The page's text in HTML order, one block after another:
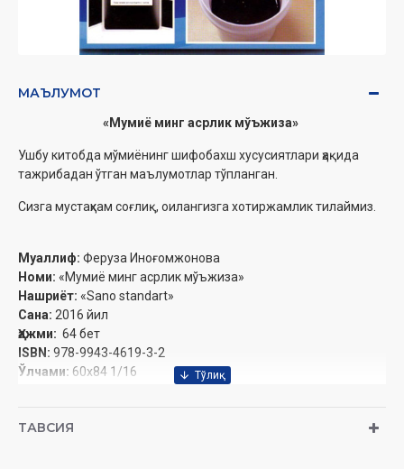
МАЪЛУМОТ
«Мумиё минг асрлик мўъжиза»
Ушбу китобда мўмиёнинг шифобахш хусусиятлари ҳақида
тажрибадан ўтган маълумотлар тўпланган.
Сизга мустаҳкам соғлиқ, оилангизга хотиржамлик тилаймиз.
Муаллиф: Феруза Иноғомжонова
Номи: «Мумиё минг асрлик мўъжиза»
Нашриёт: «Sano standart»
Сана: 2016 йил
Ҳажми: 64 бет
ISBN: 978-9943-4619-3-2
Ўлчами: 60x84 1/16
ТАВСИЯ